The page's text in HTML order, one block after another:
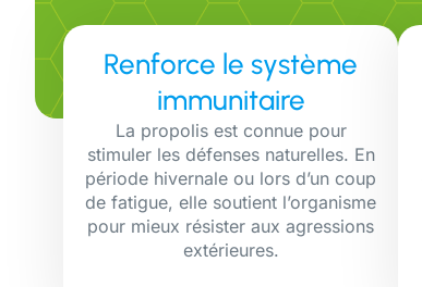
Renforce le système
immunitaire
La propolis est connue pour
stimuler les défenses naturelles. En
période hivernale ou lors d’un coup
de fatigue, elle soutient l’organisme
pour mieux résister aux agressions
extérieures.